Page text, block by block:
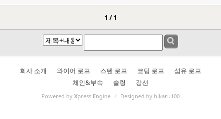
1 / 1
회사 소개 와이어 로프 스텐 로프 코팅 로프
섬유 로프
체인&부속
슬링 강선
Powered by Xpress Engine / Designed by hikaru100